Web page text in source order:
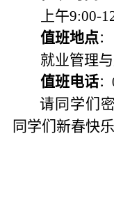
上午9:00-
值班地点：
就业管理
值班电话：
请同学们
同学们新春快